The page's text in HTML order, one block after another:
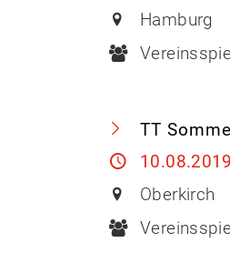
Hamburg
TT
Oberkirch